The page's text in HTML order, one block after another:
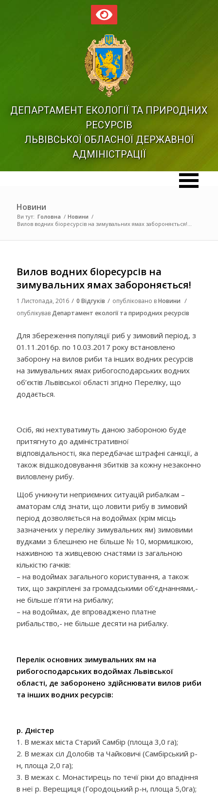
ДЕПАРТАМЕНТ ЕКОЛОГІЇ ТА ПРИРОДНИХ
РЕСУРСІВ
ЛЬВІВСЬКОЇ ОБЛАСНОЇ ДЕРЖАВНОЇ
АДМІНІСТРАЦІЇ
Новини
Ви тут: Головна / Новини /
Вилов водних біоресурсів на зимувальних ямах забороняється!...
Вилов водних біоресурсів на
зимувальних ямах забороняється!
1 Листопада, 2016 / 0 Відгуків / опубліковано вНовини /
опублікувавДепартамент екології та природних ресурсів
Для збереження популяції риб у зимовий період, з
01.11.2016р. по 10.03.2017 року встановлено
заборону на вилов риби та інших водних ресурсів
на зимувальних ямах рибогосподарських водних
об’єктів Львівської області згідно Переліку, що
додається.
Осіб, які нехтуватимуть даною забороною буде
притягнуто до адміністративної
відповідальності, яка передбачає штрафні санкції, а
також відшкодовування збитків за кожну незаконно
виловлену рибу.
Щоб уникнути неприємних ситуацій рибалкам –
аматорам слід знати, що ловити рибу в зимовий
період дозволяється на водоймах (крім місць
зазначених у переліку зимувальних ям) зимовими
вудками з блешнею не більше № 10, мормишкою,
наживною та живцевою снастями із загальною
кількістю гачків:
– на водоймах загального користування, а також
тих, що закріплені за громадськими об’єднаннями,-
не більше п’яти на рибалку;
– на водоймах, де впроваджено платне
рибальство,- не більше десяти на рибалку.
Перелік основних зимувальних ям на
рибогосподарських водоймах Львівської
області, де заборонено здійснювати вилов риби
та інших водних ресурсів:
р. Дністер
1. В межах міста Старий Самбір (площа 3,0 га);
2. В межах сіл Долобів та Чайковичі (Самбірський р-
н, площа 2,0 га);
3. В межах с. Монастирець по течії ріки до впадіння
в неї р. Верещиця (Городоцький р-н, площа 5,0га);